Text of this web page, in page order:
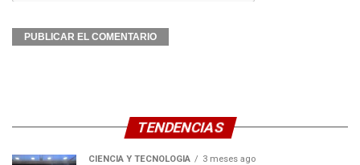
TENDENCIAS
CIENCIA Y TECNOLOGÍA 3 meses ago